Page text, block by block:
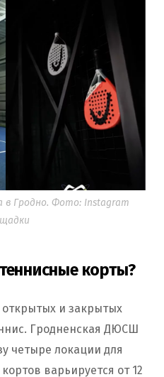
Гродно. Фото: Instagram
корты?
открытых и закрытых
Гродненская ДЮСШ
четыре локации для
варьируется от 12